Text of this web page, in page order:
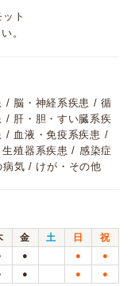
ト
。
/ 脳・神経系疾患 / 循
/ 肝・胆・すい臓系疾
/ 血液・免疫系疾患 /
殖器系疾患 / 感染症
気 / けが・その他
金 土 日
祝
● ● ●
● ● ●